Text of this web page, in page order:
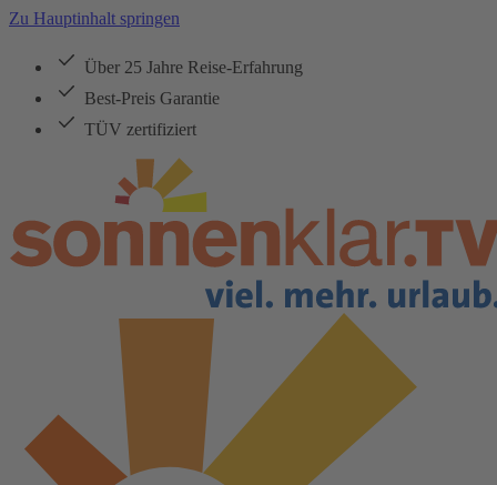
Zu Hauptinhalt springen
Über 25 Jahre Reise-Erfahrung
Best-Preis Garantie
TÜV zertifiziert